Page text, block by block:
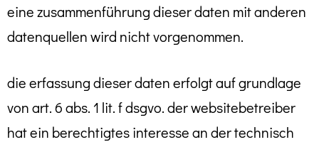
eine zusammenführung dieser daten mit anderen
datenquellen wird nicht vorgenommen.
die erfassung dieser daten erfolgt auf grundlage
von art. 6 abs. 1 lit. f dsgvo. der websitebetreiber
hat ein berechtigtes interesse an der technisch